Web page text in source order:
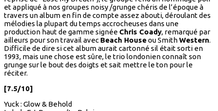
et appliqué à nos groupes noisy /grunge chéris de l’époque à
travers un album en fin de compte assez abouti, déroulant des
mélodies la plupart du temps accrocheuses dans une
production haut de gamme signée Chris Coady, remarqué par
ailleurs pour son travail avec Beach Houseou SmithWestern.
Difficile de dire si cet album aurait cartonné sil était sorti en
1993, mais une chose est sûre, le trio londonien connaît son
grunge sur le bout des doigts et sait mettre le ton pour le
réciter.
[7.5/10]
Yuck : Glow & Behold